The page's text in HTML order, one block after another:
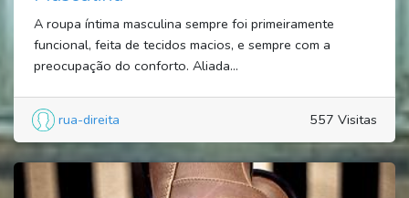
A roupa íntima masculina sempre foi primeiramente
funcional, feita de tecidos macios, e sempre com a
preocupação do conforto. Aliada...
rua-direita 557 Visitas